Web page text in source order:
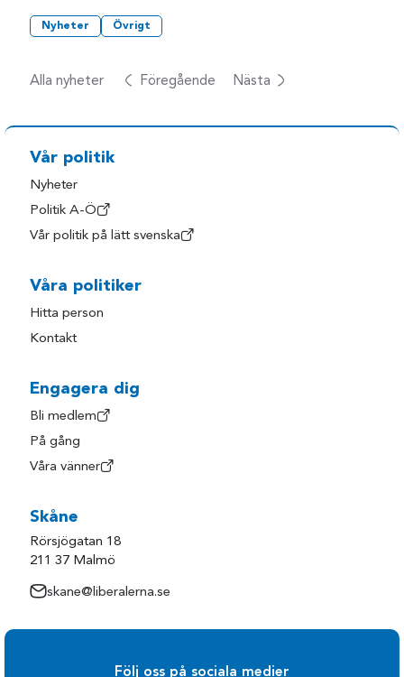
Nyheter Övrigt
Alla nyheter Föregående Nästa
Vår politik
Nyheter
Politik A-Ö
Vår politik på lätt svenska
Våra politiker
Hitta person
Kontakt
Engagera dig
Bli medlem
På gång
Våra vänner
Skåne
Rörsjögatan 18
211 37 Malmö
skane@liberalerna.se
Följ oss på sociala medier